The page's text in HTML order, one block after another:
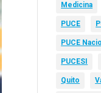
Medicina
PUCE
PUCE
PUCESI
Quito